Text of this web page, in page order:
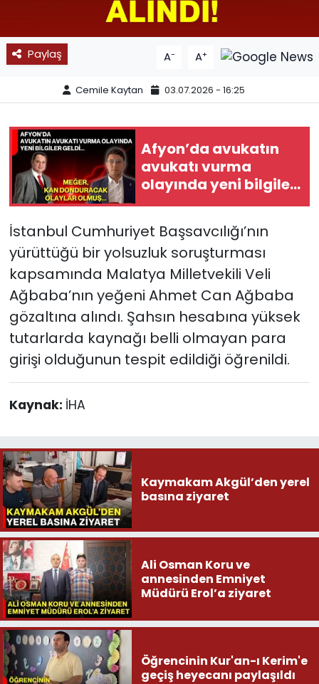
Paylaş A- A+
Cemile Kaytan 03.07.2026 - 16:25
Afyon’da avukatın
avukatı vurma
olayında yeni bilgiler
geldi... Meğer, kan
olmuş...
İstanbul Cumhuriyet Başsavcılığı’nın
yürüttüğü bir yolsuzluk soruşturması
kapsamında Malatya Milletvekili Veli
Ağbaba’nın yeğeni Ahmet Can Ağbaba
gözaltına alındı. Şahsın hesabına yüksek
tutarlarda kaynağı belli olmayan para
girişi olduğunun tespit edildiği öğrenildi.
Kaynak: İHA
Kaymakam Akgül’den yerel
basına ziyaret
Ali Osman Koru ve
annesinden Emniyet
Müdürü Erol’a ziyaret
Öğrencinin Kur'an-ı Kerim'e
geçiş heyecanı paylaşıldı
11:11 MANŞET